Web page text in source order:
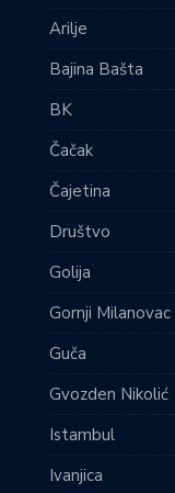
Arilje
Bajina Bašta
BK
Čačak
Čajetina
Društvo
Golija
Gornji Milanovac
Guča
Gvozden Nikolić
Istambul
Ivanjica